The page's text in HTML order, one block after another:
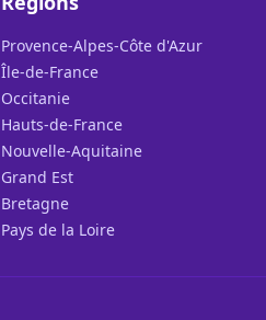
Provence-Alpes-Côte d'Azur
Île-de-France
Occitanie
Hauts-de-France
Nouvelle-Aquitaine
Grand Est
Bretagne
Pays de la Loire